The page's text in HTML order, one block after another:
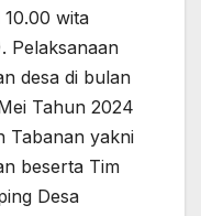
wita
Pelaksanaan
desa di bulan
Tahun 2024
Tabanan yakni
beserta Tim
Desa